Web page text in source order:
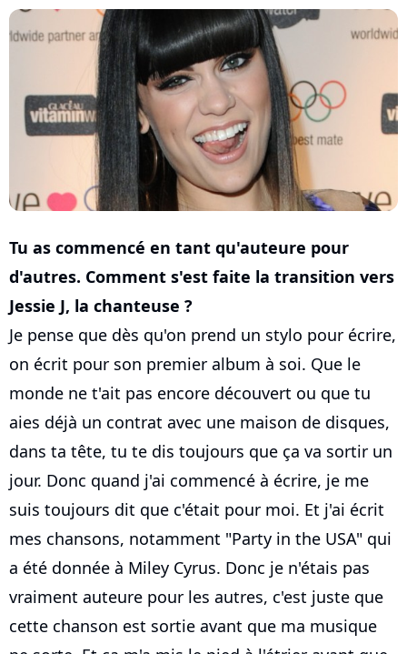
Tu as commencé en tant qu'auteure pour
d'autres. Comment s'est faite la transition vers
Jessie J, la chanteuse ?
Je pense que dès qu'on prend un stylo pour écrire,
on écrit pour son premier album à soi. Que le
monde ne t'ait pas encore découvert ou que tu
aies déjà un contrat avec une maison de disques,
dans ta tête, tu te dis toujours que ça va sortir un
jour. Donc quand j'ai commencé à écrire, je me
suis toujours dit que c'était pour moi. Et j'ai écrit
mes chansons, notamment "Party in the USA" qui
a été donnée à Miley Cyrus. Donc je n'étais pas
vraiment auteure pour les autres, c'est juste que
cette chanson est sortie avant que ma musique